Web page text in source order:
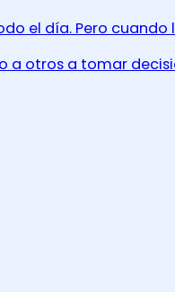
el día. Pero
a otros a tomar